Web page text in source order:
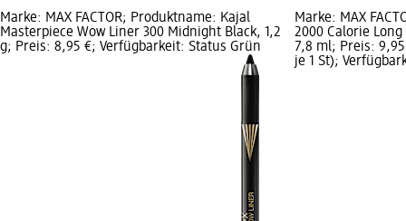
Marke: MAX FACTOR; Produktname: Kajal
Masterpiece Wow Liner 300 Midnight Black, 1,2
g; Preis: 8,95 €; Verfügbarkeit: Status Grün
Marke: MAX
2000 Calorie Long
7,8 ml; Preis:
je 1 St);